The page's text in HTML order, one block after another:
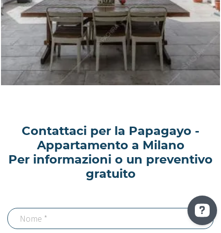
Contattaci per la Papagayo -
Appartamento a Milano
Per informazioni o un preventivo
gratuito